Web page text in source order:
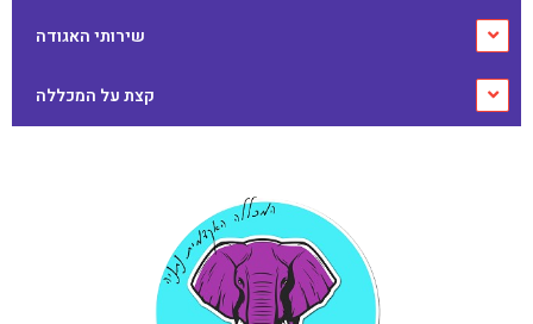
שירותי האגודה
קצת על המכללה